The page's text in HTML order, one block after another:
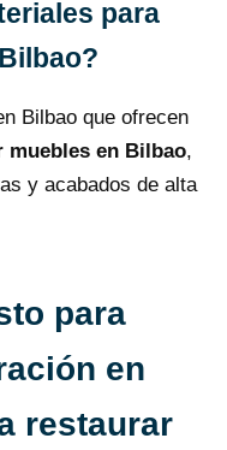
para
Bilbao que ofrecen
muebles en Bilbao,
y acabados de alta
para
en
restaurar